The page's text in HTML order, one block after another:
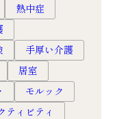
熱中症
手厚い介護
居室
モルック
ティビティ